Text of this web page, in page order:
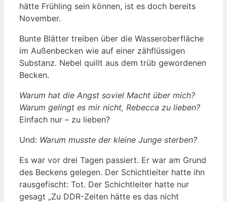
hätte Frühling sein können, ist es doch bereits
November.
Bunte Blätter treiben über die Wasseroberfläche
im Außenbecken wie auf einer zähflüssigen
Substanz. Nebel quillt aus dem trüb gewordenen
Becken.
Warum hat die Angst soviel Macht über mich?
Warum gelingt es mir nicht, Rebecca zu lieben?
Einfach nur – zu lieben?
Und: Warum musste der kleine Junge sterben?
Es war vor drei Tagen passiert. Er war am Grund
des Beckens gelegen. Der Schichtleiter hatte ihn
rausgefischt: Tot. Der Schichtleiter hatte nur
gesagt „Zu DDR-Zeiten hätte es das nicht